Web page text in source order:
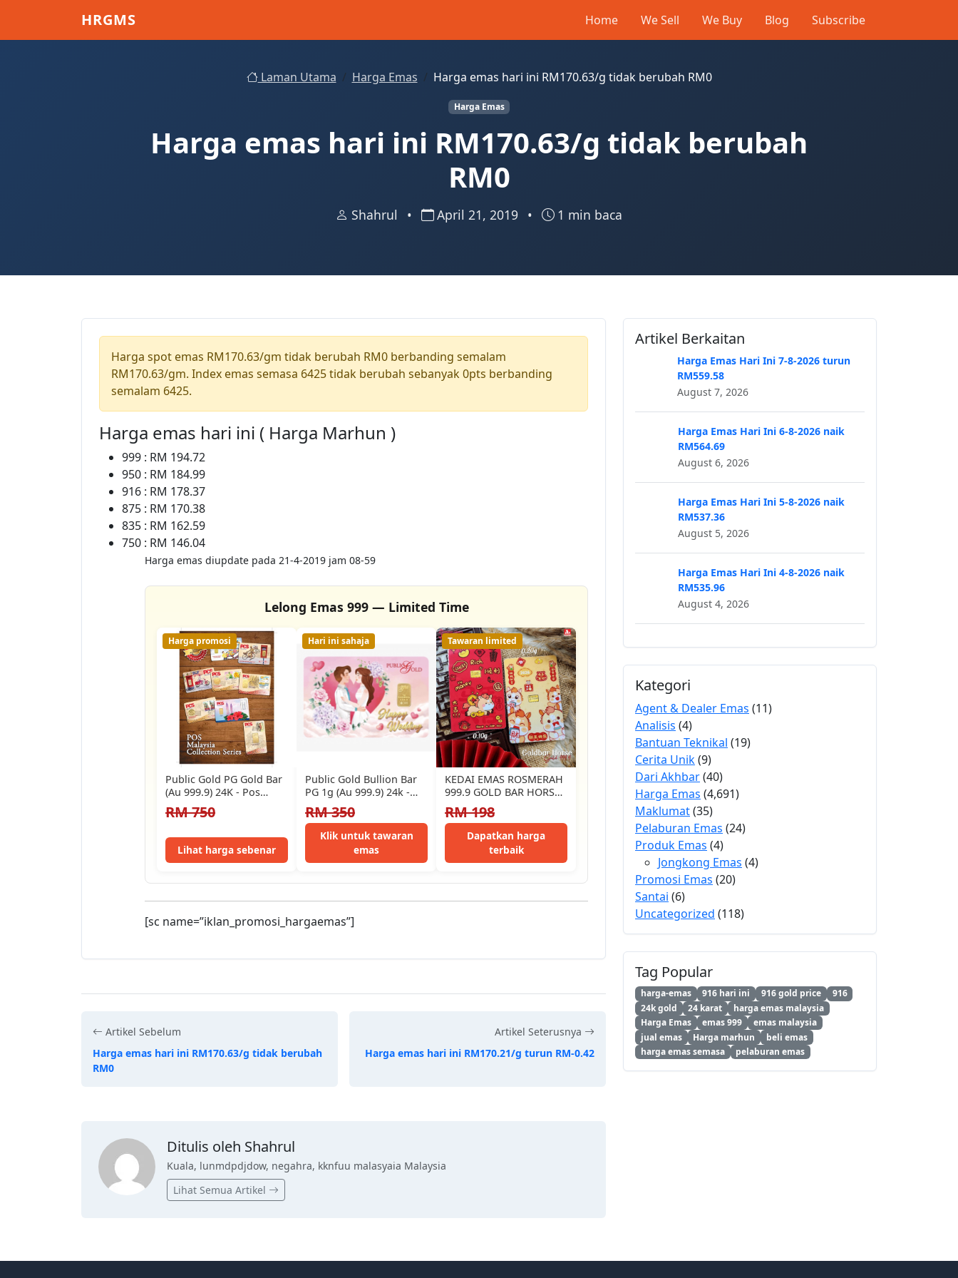
HRGMS Home We Sell We Buy Blog Subscribe
Laman Utama Harga Emas Harga emas hari ini RM170.63/g tidak berubah RM0
Harga Emas
Harga emas hari ini RM170.63/g tidak berubah
RM0
Shahrul • April 21, 2019 • 1 min baca
Harga spot emas RM170.63/gm tidak berubah RM0 berbanding semalam
RM170.63/gm. Index emas semasa 6425 tidak berubah sebanyak 0pts berbanding
semalam 6425.
Harga emas hari ini ( Harga Marhun )
999 : RM 194.72
950 : RM 184.99
916 : RM 178.37
875 : RM 170.38
835 : RM 162.59
750 : RM 146.04
Harga emas diupdate pada 21-4-2019 jam 08-59
Lelong Emas 999 — Limited Time
Harga promosi
Public Gold PG Gold Bar
(Au 999.9) 24K - Pos
Malaysia Edition
RM 750
Lihat harga sebenar
Hari ini sahaja
Public Gold Bullion Bar
PG 1g (Au 999.9) 24k -
Happy Wedding
RM 350
Klik untuk tawaran
emas
Tawaran limited
KEDAI EMAS ROSMERAH
999.9 GOLD BAR HORSE
马年金片 🐎
RM 198
Dapatkan harga
terbaik
[sc name=”iklan_promosi_hargaemas”]
Artikel Sebelum
Harga emas hari ini RM170.63/g tidak berubah
RM0
Artikel Seterusnya
Harga emas hari ini RM170.21/g turun RM-0.42
Ditulis oleh Shahrul
Kuala, lunmdpdjdow, negahra, kknfuu malasyaia Malaysia
Lihat Semua Artikel
Artikel Berkaitan
Harga Emas Hari Ini 7-8-2026 turun
RM559.58
August 7, 2026
Harga Emas Hari Ini 6-8-2026 naik
RM564.69
August 6, 2026
Harga Emas Hari Ini 5-8-2026 naik
RM537.36
August 5, 2026
Harga Emas Hari Ini 4-8-2026 naik
RM535.96
August 4, 2026
Kategori
Agent & Dealer Emas (11)
Analisis (4)
Bantuan Teknikal (19)
Cerita Unik(9)
Dari Akhbar(40)
Harga Emas (4,691)
Maklumat(35)
Pelaburan Emas (24)
Produk Emas (4)
Jongkong Emas (4)
Promosi Emas (20)
Santai (6)
Uncategorized (118)
Tag Popular
harga-emas 916 hari ini 916 gold price
916
24k gold
24 karat
harga emas malaysia
Harga Emas
emas 999
emas malaysia
jual emas
Harga marhun
beli emas
harga emas semasa
pelaburan emas